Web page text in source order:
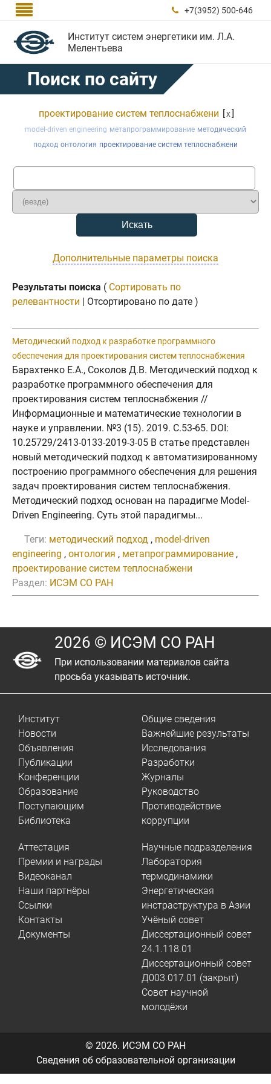
  +7(3952) 500-646
Институт систем энергетики им. Л.А.
Мелентьева
Поиск по сайту
проектирование систем теплоснабжени [x]
model-driven engineering метапрограммирование методический
подход онтология проектирование систем теплоснабжени
Дополнительные параметры поиска
Результаты поиска ( Сортировать по
релевантности | Отсортировано по дате )
Методический подход к разработке программного
обеспечения для проектирования систем теплоснабжения
Барахтенко Е.А., Соколов Д.В. Методический подход к
разработке программного обеспечения для
проектирования систем теплоснабжения //
Информационные и математические технологии в
науке и управлении. №3 (15). 2019. C.53-65. DOI:
10.25729/2413-0133-2019-3-05 В статье представлен
новый методический подход к автоматизированному
построению программного обеспечения для решения
задач проектирования систем теплоснабжения.
Методический подход основан на парадигме Model-
Driven Engineering. Суть этой парадигмы...
Теги: методический подход , model-driven
engineering , онтология , метапрограммирование ,
проектирование систем теплоснабжени
Раздел: ИСЭМ СО РАН
2026 © ИСЭМ СО РАН
При использовании материалов сайта
просьба указывать источник.
Институт
Новости
Объявления
Публикации
Конференции
Образование
Поступающим
Библиотека
Общие сведения
Важнейшие результаты
Исследования
Разработки
Журналы
Руководство
Противодействие
коррупции
Аттестация
Премии и награды
Видеоканал
Наши партнёры
Ссылки
Контакты
Документы
Научные подразделения
Лаборатория
термодинамики
Энергетическая
инстраструктура в Азии
Учёный совет
Диссертационный совет
24.1.118.01
Диссертационный совет
Д003.017.01 (закрыт)
Совет научной
молодёжи
© 2026. ИСЭМ СО РАН
Сведения об образовательной организации